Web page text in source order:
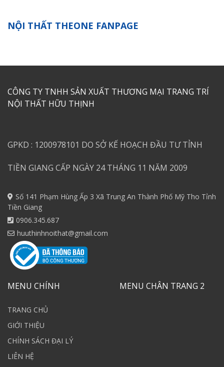
NỘI THẤT THEONE FANPAGE
CÔNG TY TNHH SẢN XUẤT THƯƠNG MẠI TRANG TRÍ
NỘI THẤT HỮU THỊNH
GPKD : 1200978101 DO SỞ KẾ HOẠCH ĐẦU TƯ TỈNH
TIỀN GIANG CẤP NGÀY 24 THÁNG 11 NĂM 2009
Số 141 Phạm Hùng Ấp 3 Xã Trung An Thành Phố Mỹ Tho Tỉnh
Tiền Giang
0906.345.687
huuthinhnoithat@gmail.com
MENU CHÍNH
TRANG CHỦ
GIỚI THIỆU
CHÍNH SÁCH ĐẠI LÝ
LIÊN HỆ
MENU CHÂN TRANG 2